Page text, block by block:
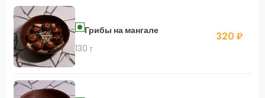
Грибы на мангале
130 г
320 ₽